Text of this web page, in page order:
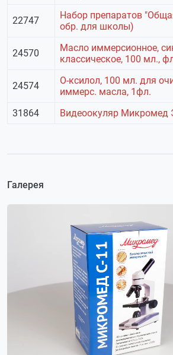
22747
Набор препаратов
обр. для школы)
24570
Масло иммерсионное,
классическое, 100 мл.,
24574
О-ксилол, 100 мл. для
иммерс. масла, 1фл.
31864
Видеоокуляр Микромед
Галерея